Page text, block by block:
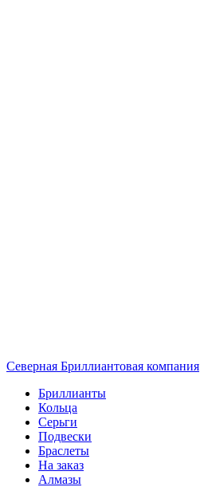
Северная Бриллиантовая компания
Бриллианты
Кольца
Серьги
Подвески
Браслеты
На заказ
Алмазы